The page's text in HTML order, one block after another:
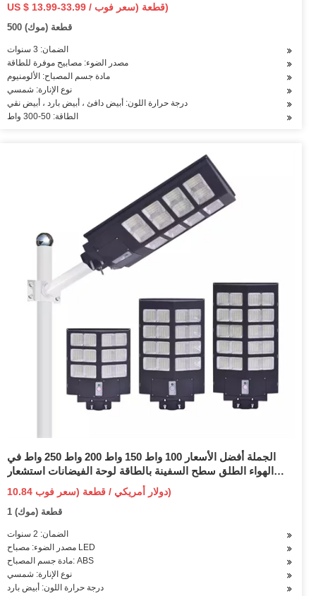
US $ 13.99-33.99 / قطعة (سعر فوب)
500 قطعة (موك)
الضمان: 3 سنوات
مصدر الضوء: مصابيح موفرة للطاقة
مادة جسم المصباح: الألومنيوم
نوع الإنارة: شمسي
درجة حرارة اللون: أبيض دافئ ، أبيض بارد ، أبيض نقي
الطاقة: 50-300 واط
الجملة أفضل الأسعار 100 واط 150 واط 200 واط 250 واط في
الهواء الطلق سطح السفينة بالطاقة لوحة الفيضانات استشعار
الحركة الطريق في الهواء الطلق حديقة الجدار LED الكل في واحد
ضوء الشارع الشمسية
10.84 دولار أمريكي / قطعة (سعر فوب)
1 قطعة (موك)
الضمان: 2 سنوات
مصدر الضوء: مصباح LED
مادة جسم المصباح: ABS
نوع الإنارة: شمسي
درجة حرارة اللون: أبيض بارد